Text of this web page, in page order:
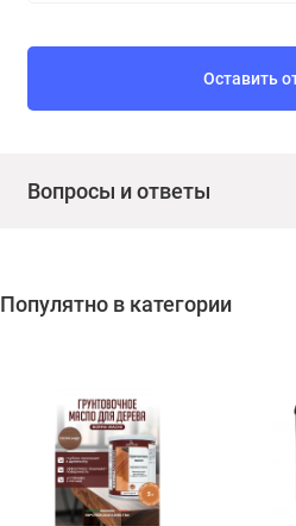
Оставить
Вопросы и ответы
Популятно в категории